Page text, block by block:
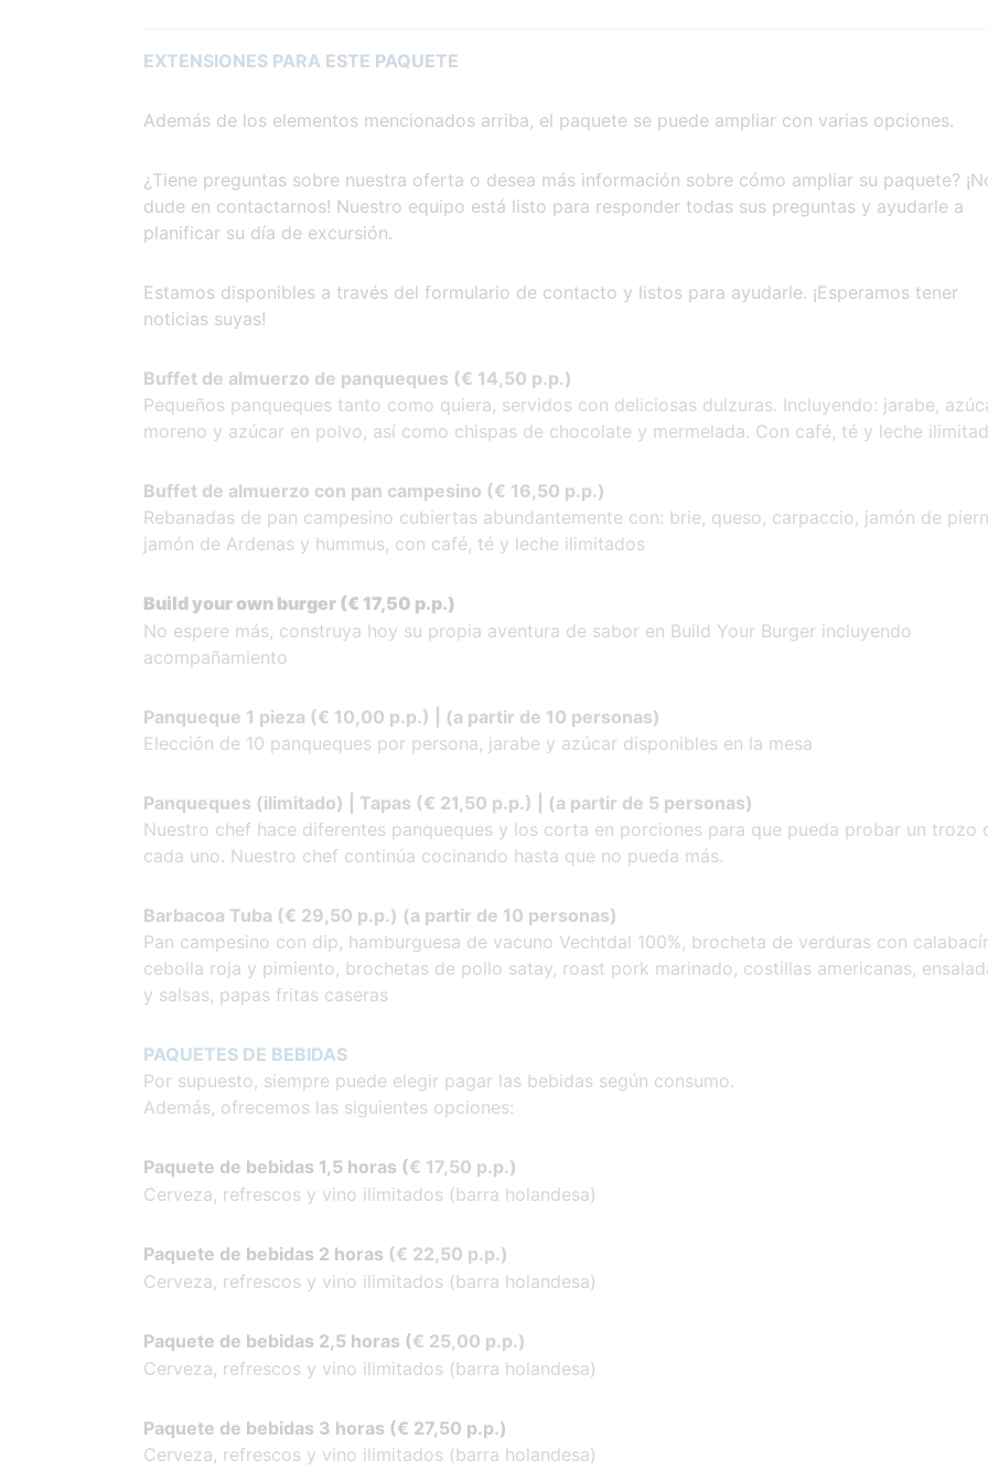
EXTENSIONES PARA ESTE PAQUETE
Además de los elementos mencionados arriba, el paquete se puede ampliar con varias opciones.
¿Tiene preguntas sobre nuestra oferta o desea más información sobre cómo ampliar su paquete?
dude en contactarnos! Nuestro equipo está listo para responder todas sus preguntas y ayudarle a
planificar su día de excursión.
Estamos disponibles a través del formulario de contacto y listos para ayudarle. ¡Esperamos tener
noticias suyas!
Buffet de almuerzo de panqueques (€ 14,50 p.p.)
Pequeños panqueques tanto como quiera, servidos con deliciosas dulzuras. Incluyendo: jarabe,
moreno y azúcar en polvo, así como chispas de chocolate y mermelada. Con café, té y leche
Buffet de almuerzo con pan campesino (€ 16,50 p.p.)
Rebanadas de pan campesino cubiertas abundantemente con: brie, queso, carpaccio, jamón de
jamón de Ardenas y hummus, con café, té y leche ilimitados
Build your own burger (€ 17,50 p.p.)
No espere más, construya hoy su propia aventura de sabor en Build Your Burger incluyendo
acompañamiento
Panqueque 1 pieza (€ 10,00 p.p.) | (a partir de 10 personas)
Elección de 10 panqueques por persona, jarabe y azúcar disponibles en la mesa
Panqueques (ilimitado) | Tapas (€ 21,50 p.p.) | (a partir de 5 personas)
Nuestro chef hace diferentes panqueques y los corta en porciones para que pueda probar un trozo
cada uno. Nuestro chef continúa cocinando hasta que no pueda más.
Barbacoa Tuba (€ 29,50 p.p.) (a partir de 10 personas)
Pan campesino con dip, hamburguesa de vacuno Vechtdal 100%, brocheta de verduras con
cebolla roja y pimiento, brochetas de pollo satay, roast pork marinado, costillas americanas,
y salsas, papas fritas caseras
PAQUETES DE BEBIDAS
Por supuesto, siempre puede elegir pagar las bebidas según consumo.
Además, ofrecemos las siguientes opciones:
Paquete de bebidas 1,5 horas (€ 17,50 p.p.)
Cerveza, refrescos y vino ilimitados (barra holandesa)
Paquete de bebidas 2 horas (€ 22,50 p.p.)
Cerveza, refrescos y vino ilimitados (barra holandesa)
Paquete de bebidas 2,5 horas (€ 25,00 p.p.)
Cerveza, refrescos y vino ilimitados (barra holandesa)
Paquete de bebidas 3 horas (€ 27,50 p.p.)
Cerveza, refrescos y vino ilimitados (barra holandesa)